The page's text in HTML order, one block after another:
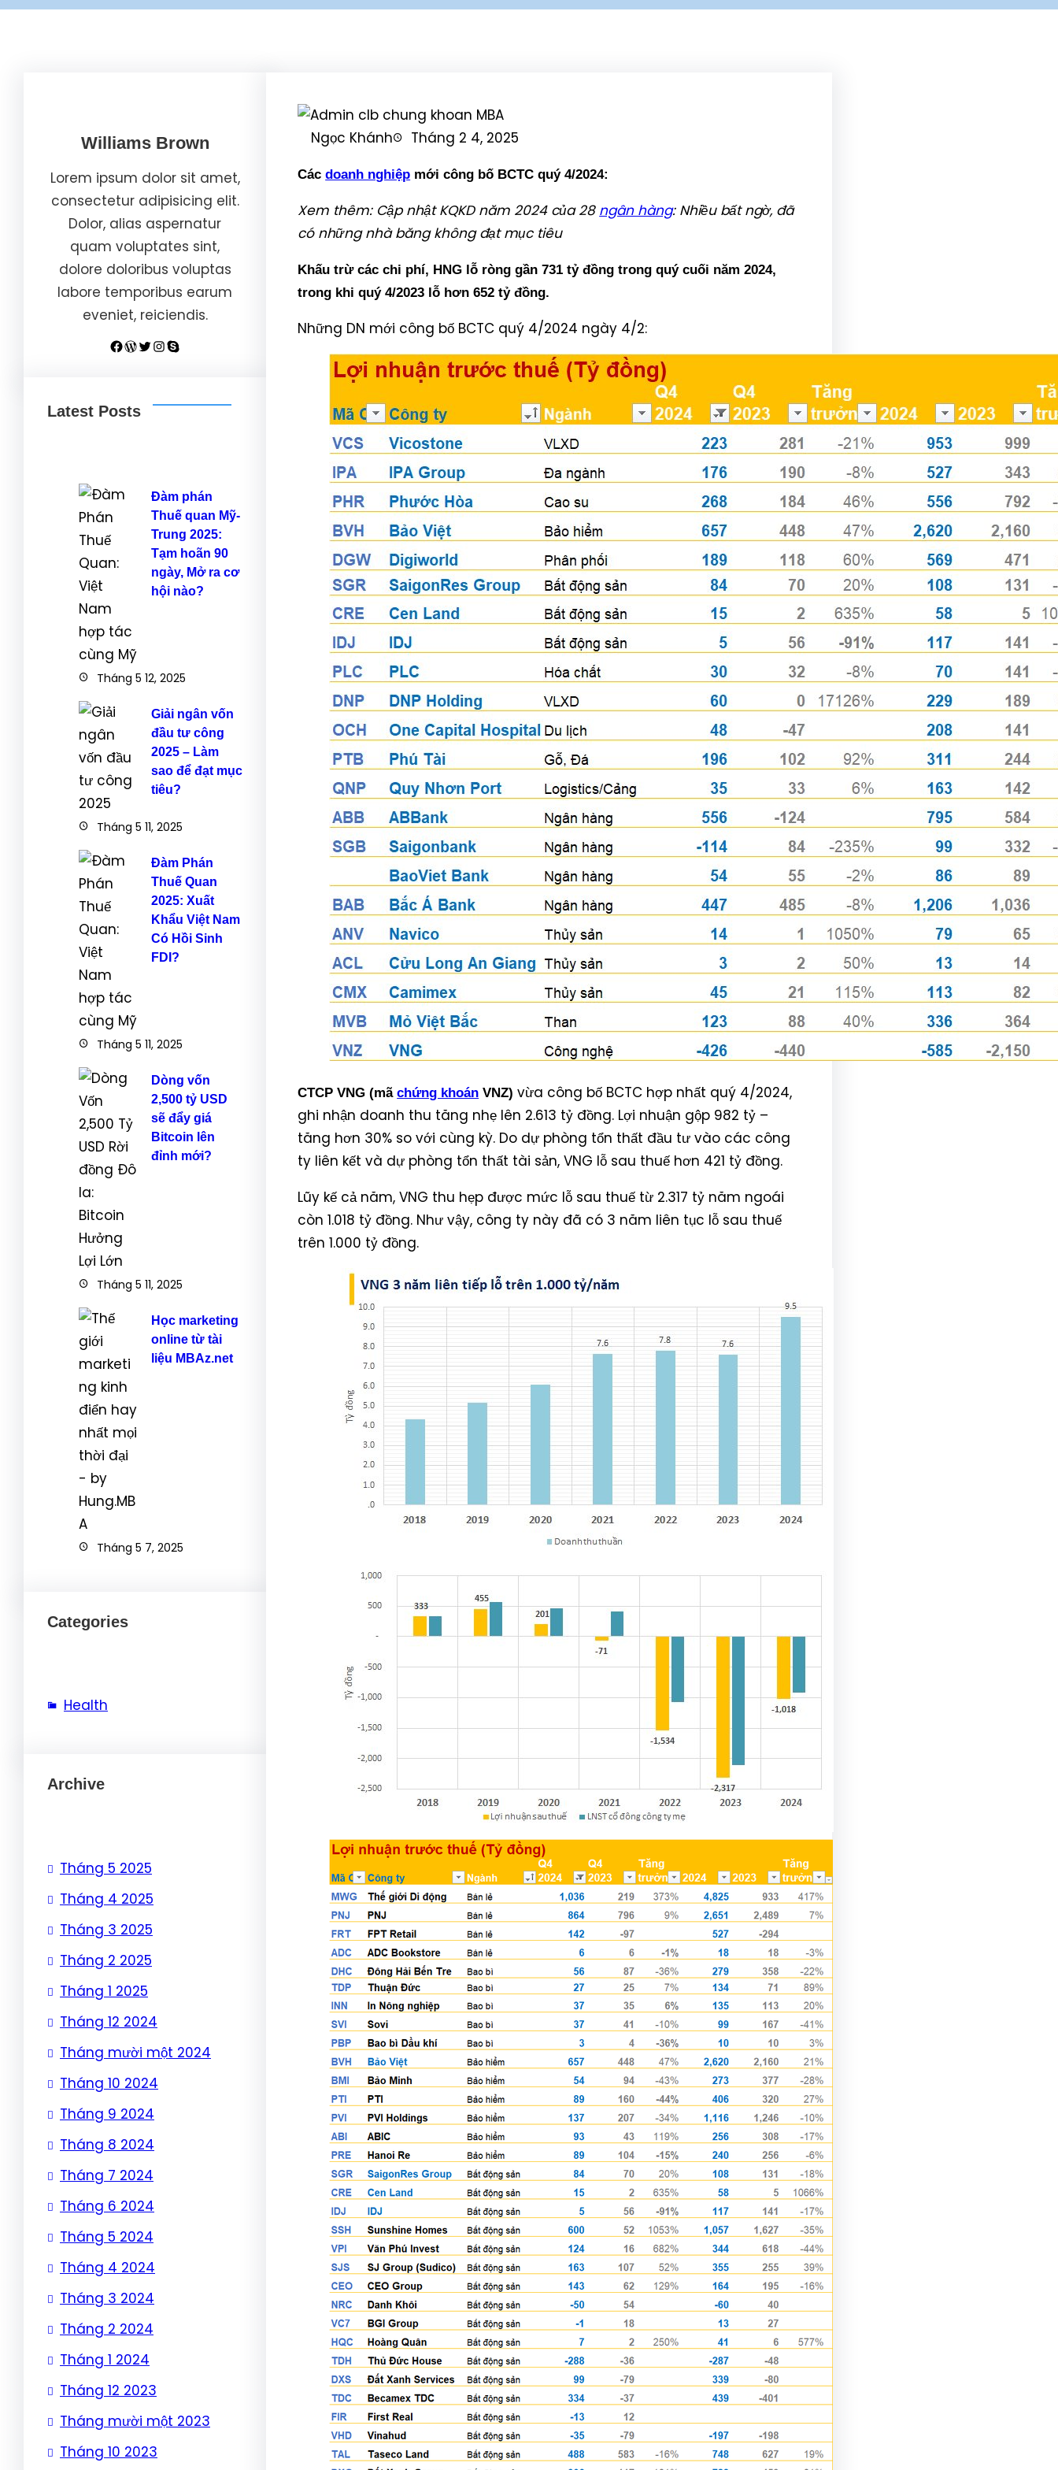
Williams Brown
Lorem ipsum dolor sit amet,
consectetur adipisicing elit.
Dolor, alias aspernatur
quam voluptates sint,
dolore doloribus voluptas
labore temporibus earum
eveniet, reiciendis.
Facebook WordPress Twitter InstagramSkype
Latest Posts
Đàm phán
Thuế quan Mỹ-
Trung 2025:
Tạm hoãn 90
ngày, Mở ra cơ
hội nào?
Tháng 5 12, 2025
Giải ngân vốn
đầu tư công
2025 – Làm
sao để đạt mục
tiêu?
Tháng 5 11, 2025
Đàm Phán
Thuế Quan
2025: Xuất
Khẩu Việt Nam
Có Hồi Sinh
FDI?
Tháng 5 11, 2025
Dòng vốn
2,500 tỷ USD
sẽ đẩy giá
Bitcoin lên
đỉnh mới?
Tháng 5 11, 2025
Học marketing
online từ tài
liệu MBAz.net
Tháng 5 7, 2025
Categories
Health
Archive
Tháng 5 2025
Tháng 4 2025
Tháng 3 2025
Tháng 2 2025
Tháng 1 2025
Tháng 12 2024
Tháng mười một 2024
Tháng 10 2024
Tháng 9 2024
Tháng 8 2024
Tháng 7 2024
Tháng 6 2024
Tháng 5 2024
Tháng 4 2024
Tháng 3 2024
Tháng 2 2024
Tháng 1 2024
Tháng 12 2023
Tháng mười một 2023
Tháng 10 2023
Ngọc Khánh Tháng 2 4, 2025
Cácdoanh nghiệp mới công bố BCTC quý 4/2024:
Xem thêm: Cập nhật KQKD năm 2024 của 28 ngân hàng: Nhiều bất ngờ, đã
có những nhà băng không đạt mục tiêu
Khấu trừ các chi phí, HNG lỗ ròng gần 731 tỷ đồng trong quý cuối năm 2024,
trong khi quý 4/2023 lỗ hơn 652 tỷ đồng.
Những DN mới công bố BCTC quý 4/2024 ngày 4/2:
CTCP VNG (mãchứng khoán VNZ)vừa công bố BCTC hợp nhất quý 4/2024,
ghi nhận doanh thu tăng nhẹ lên 2.613 tỷ đồng. Lợi nhuận gộp 982 tỷ –
tăng hơn 30% so với cùng kỳ. Do dự phòng tổn thất đầu tư vào các công
ty liên kết và dự phòng tổn thất tài sản, VNG lỗ sau thuế hơn 421 tỷ đồng.
Lũy kế cả năm, VNG thu hẹp được mức lỗ sau thuế từ 2.317 tỷ năm ngoái
còn 1.018 tỷ đồng. Như vậy, công ty này đã có 3 năm liên tục lỗ sau thuế
trên 1.000 tỷ đồng.